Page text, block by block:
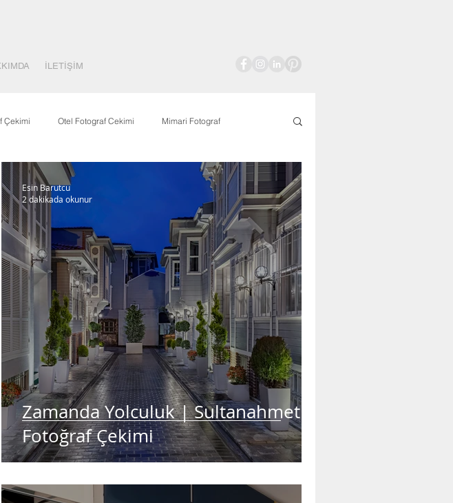
İLETİŞİM
Çekimi Otel Fotograf Cekimi Mimari Fotograf
Yemek Fotograf Çekimi
Zamanda Yolculuk | Sultanahmet'te
Fotoğraf Çekimi
Esin Barutcu
2 dakikada okunur